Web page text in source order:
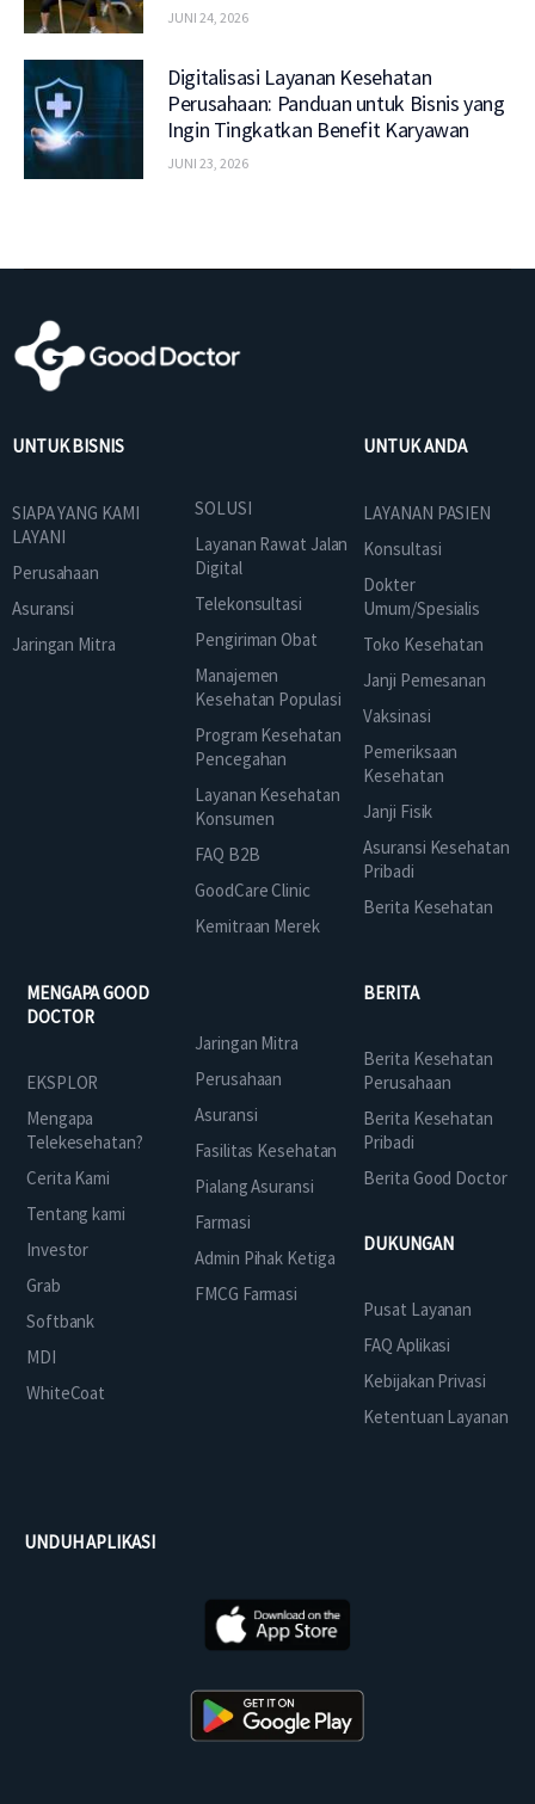
JUNI 24, 2026
Digitalisasi Layanan Kesehatan
Perusahaan: Panduan untuk Bisnis yang
Ingin Tingkatkan Benefit Karyawan
JUNI 23, 2026
UNTUK BISNIS
SIAPA YANG KAMI
LAYANI
Perusahaan
Asuransi
Jaringan Mitra
SOLUSI
Layanan Rawat Jalan
Digital
Telekonsultasi
Pengiriman Obat
Manajemen
Kesehatan Populasi
Program Kesehatan
Pencegahan
Layanan Kesehatan
Konsumen
FAQ B2B
GoodCare Clinic
Kemitraan Merek
UNTUK ANDA
LAYANAN PASIEN
Konsultasi
Dokter
Umum/Spesialis
Toko Kesehatan
Janji Pemesanan
Vaksinasi
Pemeriksaan
Kesehatan
Janji Fisik
Asuransi Kesehatan
Pribadi
Berita Kesehatan
MENGAPA GOOD
DOCTOR
EKSPLOR
Mengapa
Telekesehatan?
Cerita Kami
Tentang kami
Investor
Grab
Softbank
MDI
WhiteCoat
Jaringan Mitra
Perusahaan
Asuransi
Fasilitas Kesehatan
Pialang Asuransi
Farmasi
Admin Pihak Ketiga
FMCG Farmasi
BERITA
Berita Kesehatan
Perusahaan
Berita Kesehatan
Pribadi
Berita Good Doctor
DUKUNGAN
Pusat Layanan
FAQ Aplikasi
Kebijakan Privasi
Ketentuan Layanan
UNDUH APLIKASI